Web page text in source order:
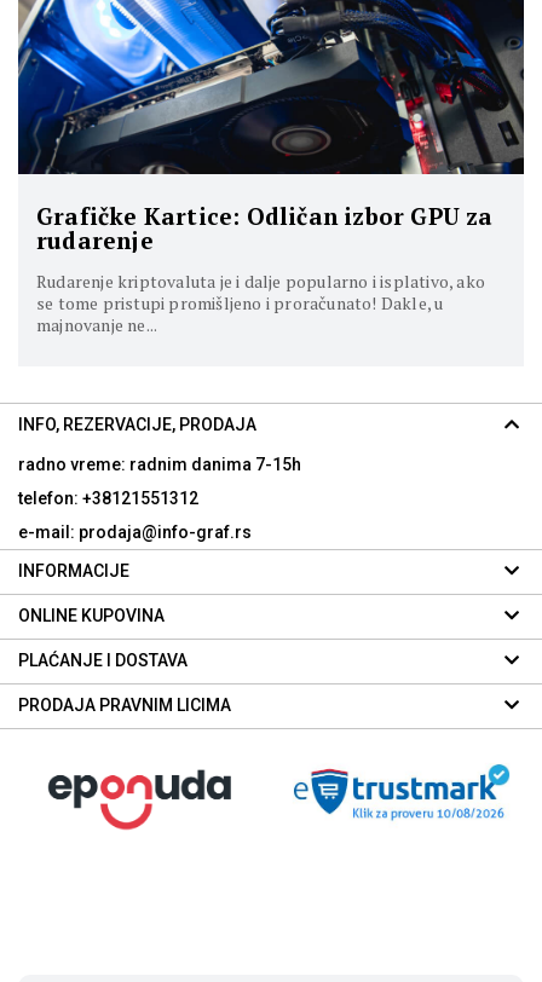
Grafičke Kartice: Odličan izbor GPU za
rudarenje
Rudarenje kriptovaluta je i dalje popularno i isplativo, ako
se tome pristupi promišljeno i proračunato! Dakle, u
majnovanje ne...
INFO, REZERVACIJE, PRODAJA
radno vreme: radnim danima 7-15h
telefon: +38121551312
e-mail: prodaja@info-graf.rs
INFORMACIJE
ONLINE KUPOVINA
PLAĆANJE I DOSTAVA
PRODAJA PRAVNIM LICIMA